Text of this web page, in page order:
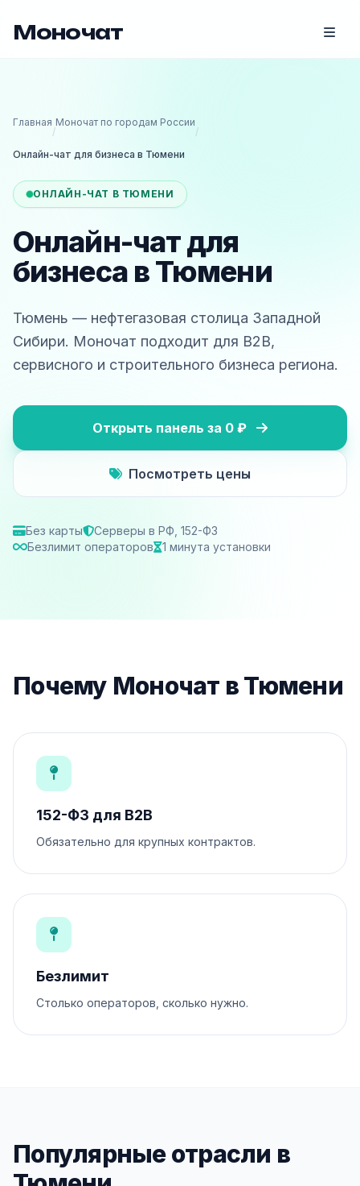
Моночат
Главная
/
Моночат по городам России
/
Онлайн-чат для бизнеса в Тюмени
ОНЛАЙН-ЧАТ В ТЮМЕНИ
Онлайн-чат для
бизнеса в Тюмени
Тюмень — нефтегазовая столица Западной
Сибири. Моночат подходит для B2B,
сервисного и строительного бизнеса региона.
Открыть панель за 0 ₽
Посмотреть цены
Без карты
Серверы в РФ, 152-ФЗ
Безлимит операторов
1 минута установки
Почему Моночат в Тюмени
152-ФЗ для B2B
Обязательно для крупных контрактов.
Безлимит
Столько операторов, сколько нужно.
Популярные отрасли в